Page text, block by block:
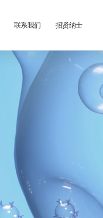
联系我们 招贤纳士